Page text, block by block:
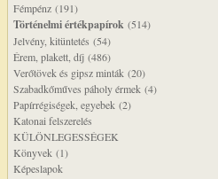
Fémpénz (191)
Történelmi értékpapírok (514)
Jelvény, kitüntetés (54)
Érem, plakett, díj (486)
Verőtövek és gipsz minták (20)
Szabadkőműves páholy érmek (4)
Papírrégiségek, egyebek (2)
Katonai felszerelés
KÜLÖNLEGESSÉGEK
Könyvek (1)
Képeslapok